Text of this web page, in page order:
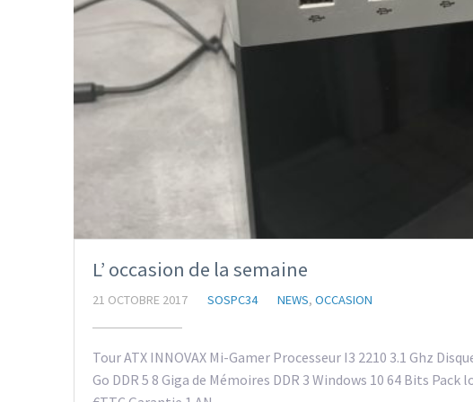
L’ occasion de la semaine
21 OCTOBRE 2017 SOSPC34 NEWS, OCCASION
Tour ATX INNOVAX Mi-Gamer Processeur I3 2210 3.1 Ghz
Go DDR 5 8 Giga de Mémoires DDR 3 Windows 10 64 Bits